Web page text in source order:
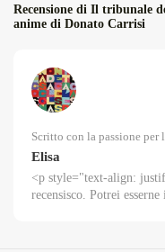
Recensione di Il tribunale
anime di Donato Carrisi
Scritto con la passione per
Elisa
<p style="text-align:
recensisco. Potrei